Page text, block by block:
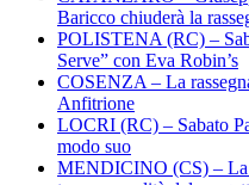
Baricco chiuderà la
POLISTENA (RC) –
Serve” con Eva Robin’s
COSENZA – La
Anfitrione
LOCRI (RC) – Sabato
modo suo
MENDICINO (CS) – La